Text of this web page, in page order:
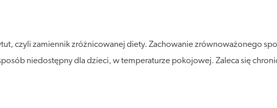
czyli zamiennik zróżnicowanej diety. Zachowanie zrównoważonego
niedostępny dla dzieci, w temperaturze pokojowej. Zaleca się